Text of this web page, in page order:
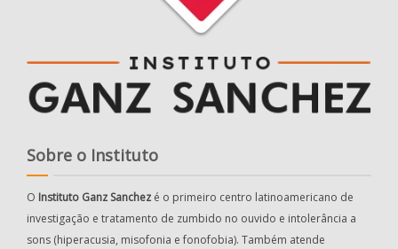
Sobre o Instituto
O Instituto Ganz Sanchez é o primeiro centro latinoamericano de
investigação e tratamento de zumbido no ouvido e intolerância a
sons (hiperacusia, misofonia e fonofobia). Também atende